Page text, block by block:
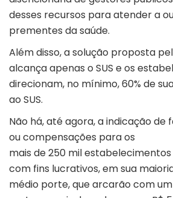
desses recursos para atender a
prementes da saúde.
Além disso, a solução proposta
alcança apenas o SUS e os
direcionam, no mínimo, 60% de
ao SUS.
Não há, até agora, a indicação de
ou compensações para os
mais de 250 mil
com fins lucrativos, em sua
médio porte, que arcarão com